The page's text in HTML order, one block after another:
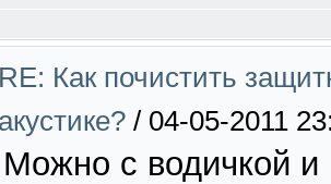
RE: Как почистить
акустике? / 04-05-2011
Можно с водичкой